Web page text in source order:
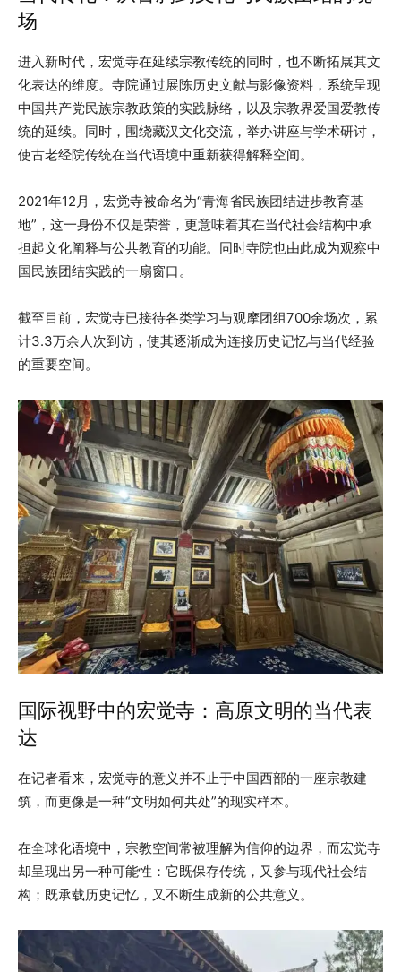
场
进入新时代，宏觉寺在延续宗教传统的同时，也不断拓展其文
化表达的维度。寺院通过展陈历史文献与影像资料，系统呈现
中国共产党民族宗教政策的实践脉络，以及宗教界爱国爱教传
统的延续。同时，围绕藏汉文化交流，举办讲座与学术研讨，
使古老经院传统在当代语境中重新获得解释空间。
2021年12月，宏觉寺被命名为“青海省民族团结进步教育基
地”，这一身份不仅是荣誉，更意味着其在当代社会结构中承
担起文化阐释与公共教育的功能。同时寺院也由此成为观察中
国民族团结实践的一扇窗口。
截至目前，宏觉寺已接待各类学习与观摩团组700余场次，累
计3.3万余人次到访，使其逐渐成为连接历史记忆与当代经验
的重要空间。
国际视野中的宏觉寺：高原文明的当代表
达
在记者看来，宏觉寺的意义并不止于中国西部的一座宗教建
筑，而更像是一种“文明如何共处”的现实样本。
在全球化语境中，宗教空间常被理解为信仰的边界，而宏觉寺
却呈现出另一种可能性：它既保存传统，又参与现代社会结
构；既承载历史记忆，又不断生成新的公共意义。